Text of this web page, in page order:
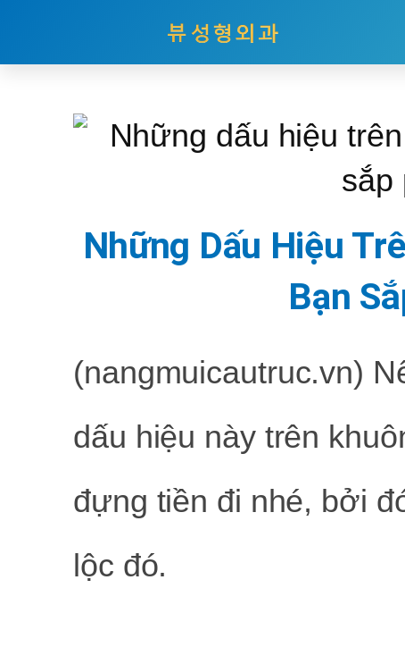
tới
Những Dấu Hiệu
Bạn
(nangmuicautruc.vn)
dấu hiệu này trên
đựng tiền đi nhé, bởi
lộc đó.